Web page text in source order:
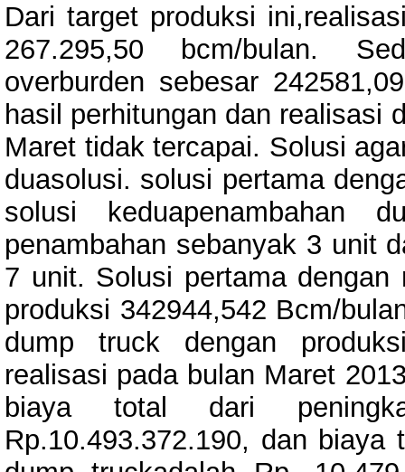
Dari target produksi
267.295,50 bcm/bulan.
overburden sebesar
hasil perhitungan dan realisasi
Maret tidak tercapai. Solusi
duasolusi. solusi pertama
solusi
penambahan sebanyak 3 unit
7 unit. Solusi pertama dengan
produksi 342944,542 Bcm/
dump truck dengan
realisasi pada bulan Maret
biaya total dari
Rp.10.493.372.190, dan